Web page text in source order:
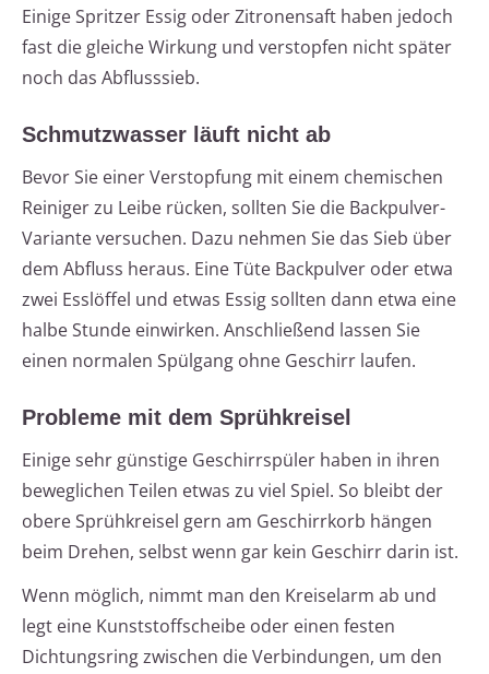
Einige Spritzer Essig oder Zitronensaft haben jedoch
fast die gleiche Wirkung und verstopfen nicht später
noch das Abflusssieb.
Schmutzwasser läuft nicht ab
Bevor Sie einer Verstopfung mit einem chemischen
Reiniger zu Leibe rücken, sollten Sie die Backpulver-
Variante versuchen. Dazu nehmen Sie das Sieb über
dem Abfluss heraus. Eine Tüte Backpulver oder etwa
zwei Esslöffel und etwas Essig sollten dann etwa eine
halbe Stunde einwirken. Anschließend lassen Sie
einen normalen Spülgang ohne Geschirr laufen.
Probleme mit dem Sprühkreisel
Einige sehr günstige Geschirrspüler haben in ihren
beweglichen Teilen etwas zu viel Spiel. So bleibt der
obere Sprühkreisel gern am Geschirrkorb hängen
beim Drehen, selbst wenn gar kein Geschirr darin ist.
Wenn möglich, nimmt man den Kreiselarm ab und
legt eine Kunststoffscheibe oder einen festen
Dichtungsring zwischen die Verbindungen, um den